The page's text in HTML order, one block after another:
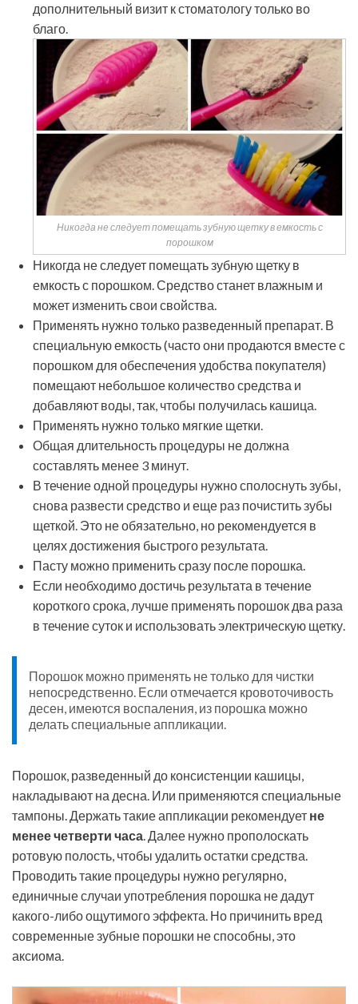
дополнительный визит к стоматологу только во
благо.
Никогда не следует помещать зубную щетку в емкость с
порошком
Никогда не следует помещать зубную щетку в
емкость с порошком. Средство станет влажным и
может изменить свои свойства.
Применять нужно только разведенный препарат. В
специальную емкость (часто они продаются вместе с
порошком для обеспечения удобства покупателя)
помещают небольшое количество средства и
добавляют воды, так, чтобы получилась кашица.
Применять нужно только мягкие щетки.
Общая длительность процедуры не должна
составлять менее 3 минут.
В течение одной процедуры нужно сполоснуть зубы,
снова развести средство и еще раз почистить зубы
щеткой. Это не обязательно, но рекомендуется в
целях достижения быстрого результата.
Пасту можно применить сразу после порошка.
Если необходимо достичь результата в течение
короткого срока, лучше применять порошок два раза
в течение суток и использовать электрическую щетку.
Порошок можно применять не только для чистки
непосредственно. Если отмечается кровоточивость
десен, имеются воспаления, из порошка можно
делать специальные аппликации.
Порошок, разведенный до консистенции кашицы,
накладывают на десна. Или применяются специальные
тампоны. Держать такие аппликации рекомендует не
менее четверти часа. Далее нужно прополоскать
ротовую полость, чтобы удалить остатки средства.
Проводить такие процедуры нужно регулярно,
единичные случаи употребления порошка не дадут
какого-либо ощутимого эффекта. Но причинить вред
современные зубные порошки не способны, это
аксиома.